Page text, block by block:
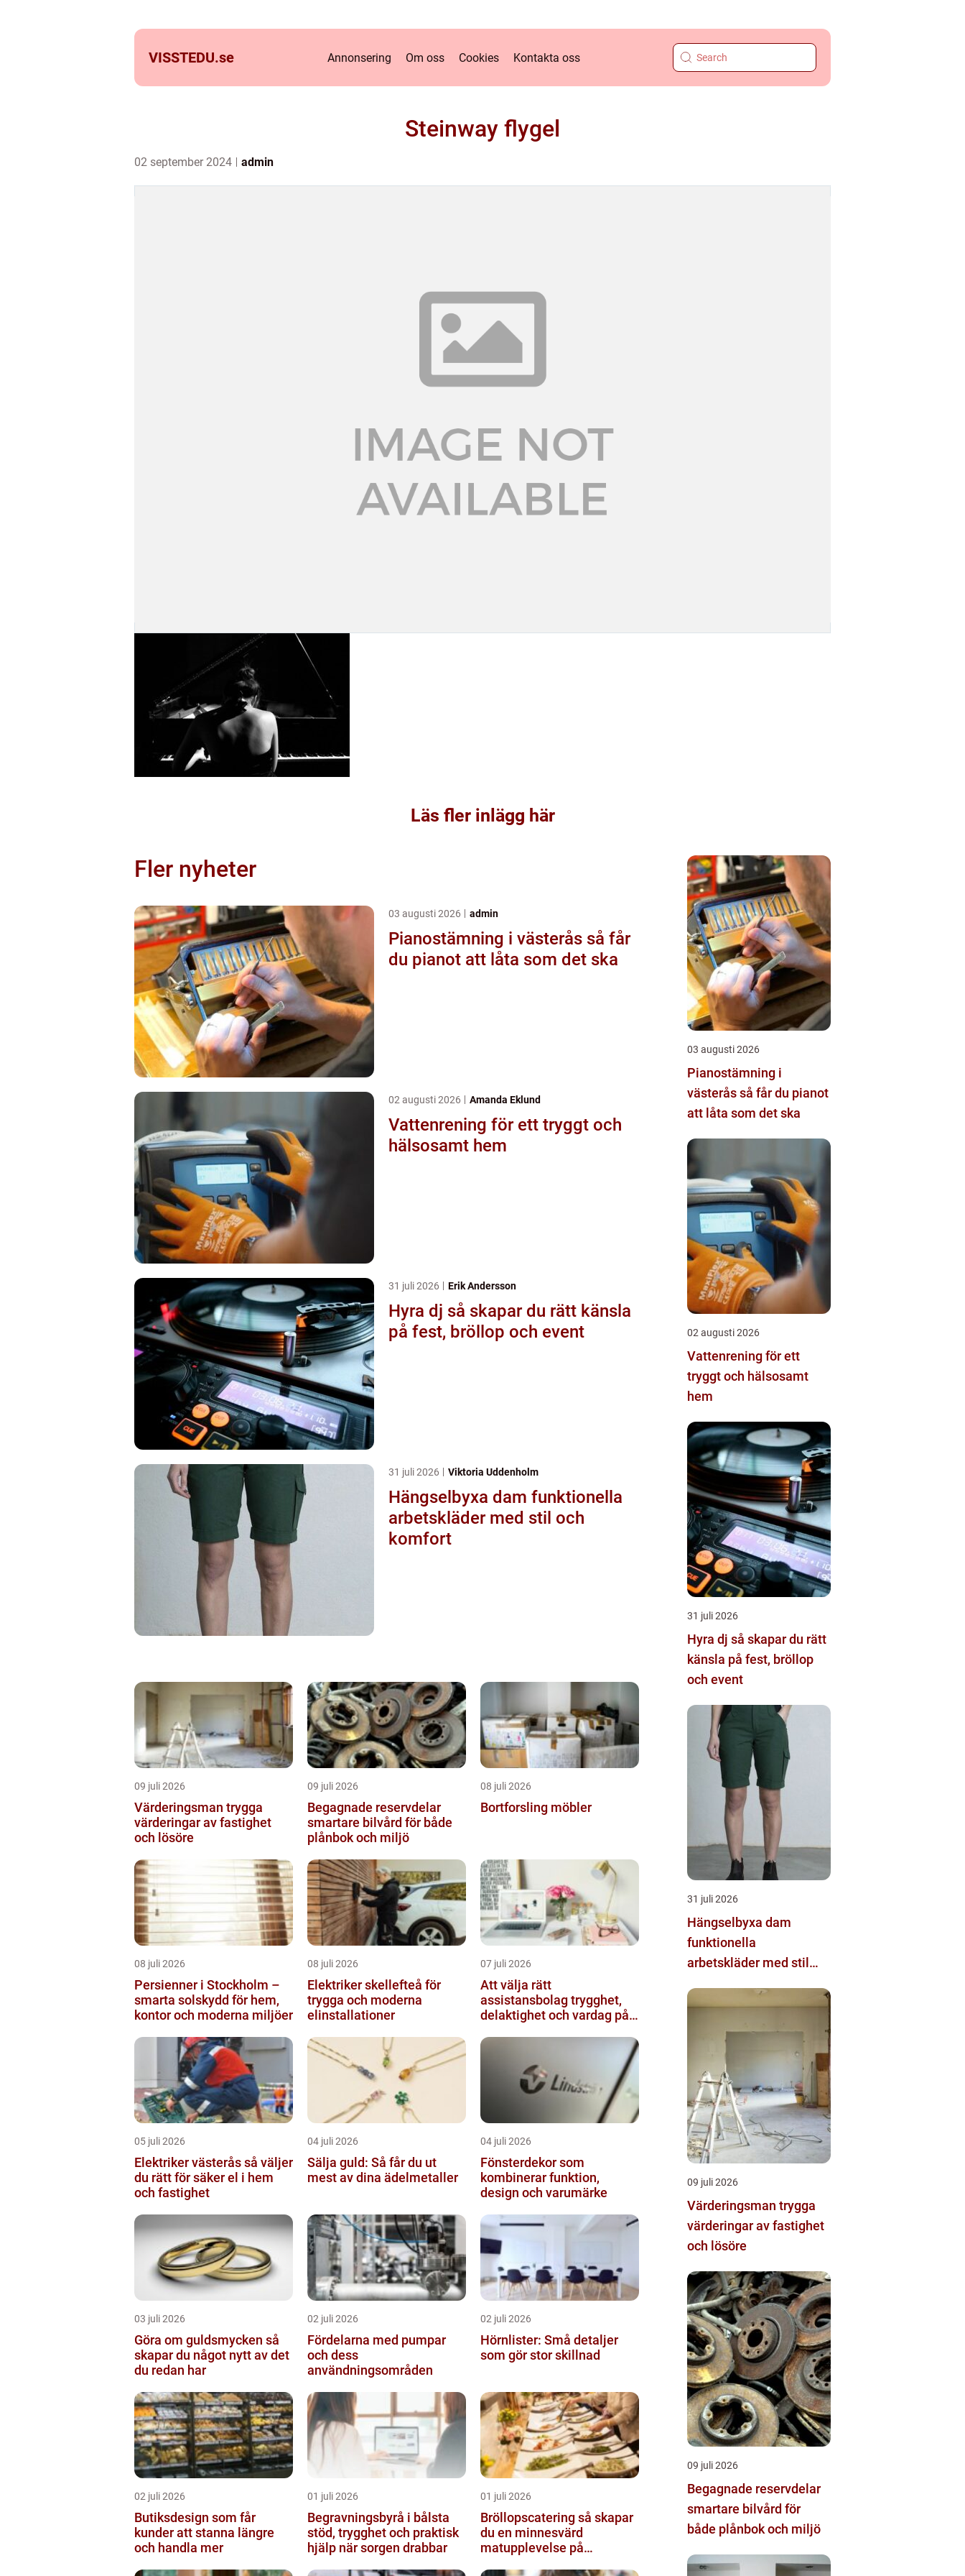
VISSTEDU.se Annonsering Om oss Cookies Kontakta oss
Steinway flygel
02 september 2024 admin
Läs fler inlägg här
Fler nyheter
03 augusti 2026 admin
Pianostämning i västerås så får
du pianot att låta som det ska
02 augusti 2026 Amanda Eklund
Vattenrening för ett tryggt och
hälsosamt hem
31 juli 2026 Erik Andersson
Hyra dj så skapar du rätt känsla
på fest, bröllop och event
31 juli 2026 Viktoria Uddenholm
Hängselbyxa dam funktionella
arbetskläder med stil och
komfort
09 juli 2026
Värderingsman trygga
värderingar av fastighet
och lösöre
09 juli 2026
Begagnade reservdelar
smartare bilvård för både
plånbok och miljö
08 juli 2026
Bortforsling möbler
08 juli 2026
Persienner i Stockholm –
smarta solskydd för hem,
kontor och moderna miljöer
08 juli 2026
Elektriker skellefteå för
trygga och moderna
elinstallationer
07 juli 2026
Att välja rätt
assistansbolag trygghet,
delaktighet och vardag på
05 juli 2026
Elektriker västerås så väljer
du rätt för säker el i hem
och fastighet
04 juli 2026
Sälja guld: Så får du ut
mest av dina ädelmetaller
04 juli 2026
Fönsterdekor som
kombinerar funktion,
design och varumärke
03 juli 2026
Göra om guldsmycken så
skapar du något nytt av det
du redan har
02 juli 2026
Fördelarna med pumpar
och dess
användningsområden
02 juli 2026
Hörnlister: Små detaljer
som gör stor skillnad
02 juli 2026
Butiksdesign som får
kunder att stanna längre
och handla mer
01 juli 2026
Begravningsbyrå i bålsta
stöd, trygghet och praktisk
hjälp när sorgen drabbar
01 juli 2026
Bröllopscatering så skapar
du en minnesvärd
matupplevelse på
03 augusti 2026
Pianostämning i
västerås så får du pianot
att låta som det ska
02 augusti 2026
Vattenrening för ett
tryggt och hälsosamt
hem
31 juli 2026
Hyra dj så skapar du rätt
känsla på fest, bröllop
och event
31 juli 2026
Hängselbyxa dam
funktionella
arbetskläder med stil
09 juli 2026
Värderingsman trygga
värderingar av fastighet
och lösöre
09 juli 2026
Begagnade reservdelar
smartare bilvård för
både plånbok och miljö